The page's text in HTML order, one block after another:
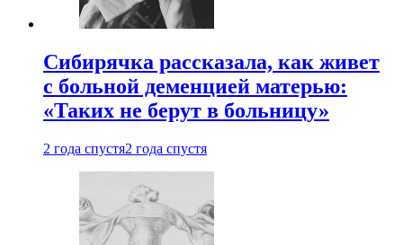
Сибирячка рассказала, как живет
с больной деменцией матерью:
«Таких не берут в больницу»
2 года спустя2 года спустя